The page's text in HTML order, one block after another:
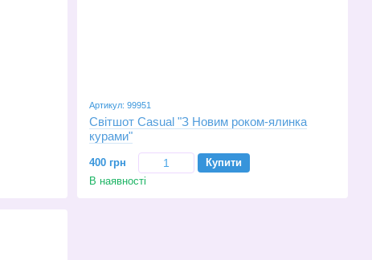
Артикул: 99951
Світшот Casual "З Новим роком-ялинка
курами"
400 грн
Купити
В наявності